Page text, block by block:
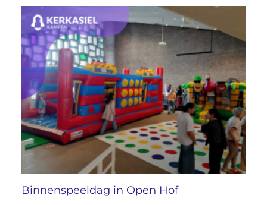
Binnenspeeldag in Open Hof